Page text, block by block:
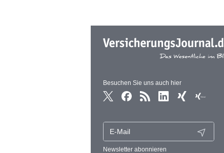
Besuchen Sie uns auch hier
Newsletter abonnieren